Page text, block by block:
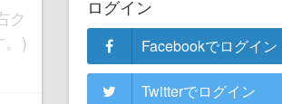
ク
。)
ログイン
Facebookでログイン
Twitterでログイン